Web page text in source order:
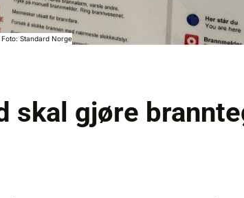
Standard Norge
skal gjøre